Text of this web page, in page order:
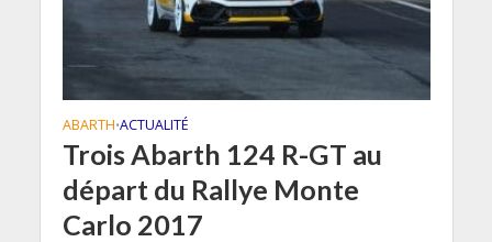
ABARTH•ACTUALITÉ
Trois Abarth 124 R-GT au
départ du Rallye Monte
Carlo 2017